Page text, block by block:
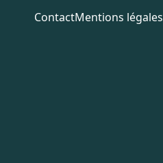
ContactMentions légales